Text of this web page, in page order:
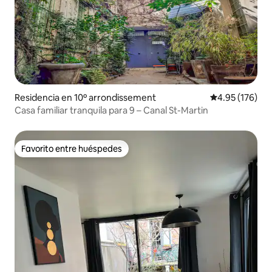
Residencia en 10º arrondissement Calificación
4.95 (176)
Casa familiar tranquila para 9 – Canal St-Martin
Favorito entre huéspedes
Favorito entre huéspedes